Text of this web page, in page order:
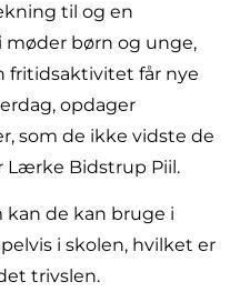
til og en
møder børn og unge,
fritidsaktivitet får nye
opdager
som de ikke vidste de
Lærke Bidstrup Piil.
kan de kan bruge i
i skolen, hvilket er
trivslen.